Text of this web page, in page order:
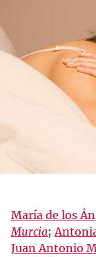
María de los
Murcia;
Juan Antonio